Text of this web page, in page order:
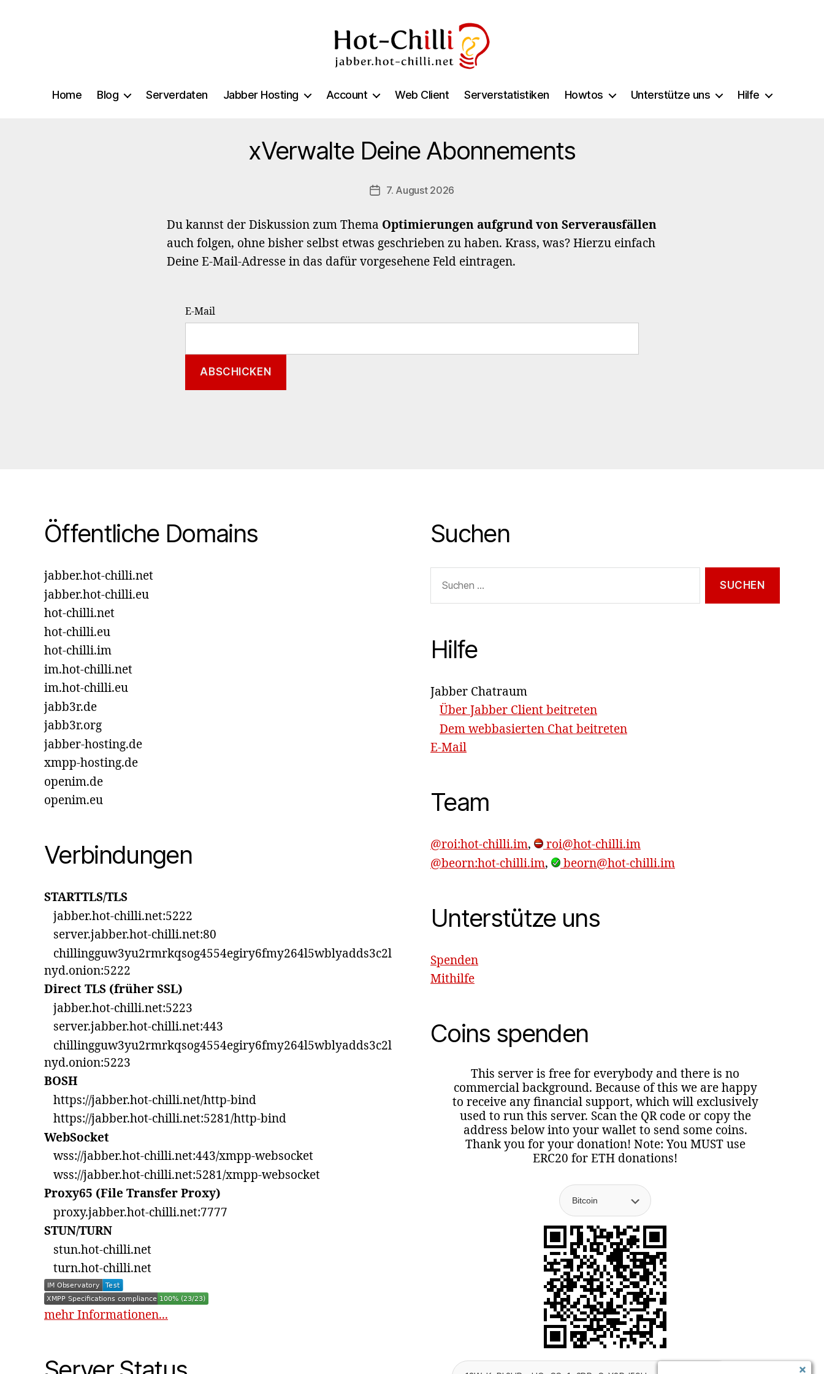
chilli.net
Home Blog Serverdaten Jabber Hosting Account Web Client Serverstatistiken Howtos Unterstütze uns Hilfe
xVerwalte Deine Abonnements
Veröffentlichungsdatum
7. August 2026
Du kannst der Diskussion zum Thema Optimierungen aufgrund von Serverausfällen
auch folgen, ohne bisher selbst etwas geschrieben zu haben. Krass, was? Hierzu einfach
Deine E-Mail-Adresse in das dafür vorgesehene Feld eintragen.
E-Mail
Öffentliche Domains
jabber.hot-chilli.net
jabber.hot-chilli.eu
hot-chilli.net
hot-chilli.eu
hot-chilli.im
im.hot-chilli.net
im.hot-chilli.eu
jabb3r.de
jabb3r.org
jabber-hosting.de
xmpp-hosting.de
openim.de
openim.eu
Verbindungen
STARTTLS/TLS
jabber.hot-chilli.net:5222
server.jabber.hot-chilli.net:80
chillingguw3yu2rmrkqsog4554egiry6fmy264l5wblyadds3c2l
nyd.onion:5222
Direct TLS (früher SSL)
jabber.hot-chilli.net:5223
server.jabber.hot-chilli.net:443
chillingguw3yu2rmrkqsog4554egiry6fmy264l5wblyadds3c2l
nyd.onion:5223
BOSH
https://jabber.hot-chilli.net/http-bind
https://jabber.hot-chilli.net:5281/http-bind
WebSocket
wss://jabber.hot-chilli.net:443/xmpp-websocket
wss://jabber.hot-chilli.net:5281/xmpp-websocket
Proxy65 (File Transfer Proxy)
proxy.jabber.hot-chilli.net:7777
STUN/TURN
stun.hot-chilli.net
turn.hot-chilli.net
mehr Informationen...
Suchen
nach:
Hilfe
Jabber Chatraum
Über Jabber Client beitreten
Dem webbasierten Chat beitreten
E-Mail
Team
@roi:hot-chilli.im,
roi@hot-chilli.im
@beorn:hot-chilli.im, beorn@hot-chilli.im
Unterstütze uns
Spenden
Mithilfe
Coins spenden
This server is free for everybody and there is no
commercial background. Because of this we are happy
to receive any financial support, which will exclusively
used to run this server. Scan the QR code or copy the
address below into your wallet to send some coins.
Thank you for your donation! Note: You MUST use
ERC20 for ETH donations!